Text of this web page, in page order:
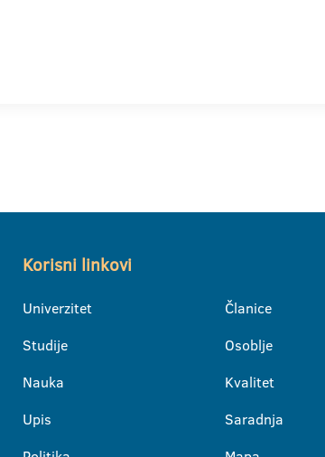
Korisni linkovi
Univerzitet
Studije
Nauka
Upis
Članice
Osoblje
Kvalitet
Saradnja